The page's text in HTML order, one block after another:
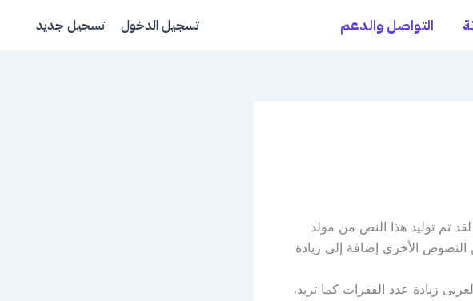
التواصل والدعم تسجيل الدخول تسجيل جديد
تم توليد هذا النص من مولد
الأخرى إضافة إلى زيادة
زيادة عدد الفقرات كما تريد،